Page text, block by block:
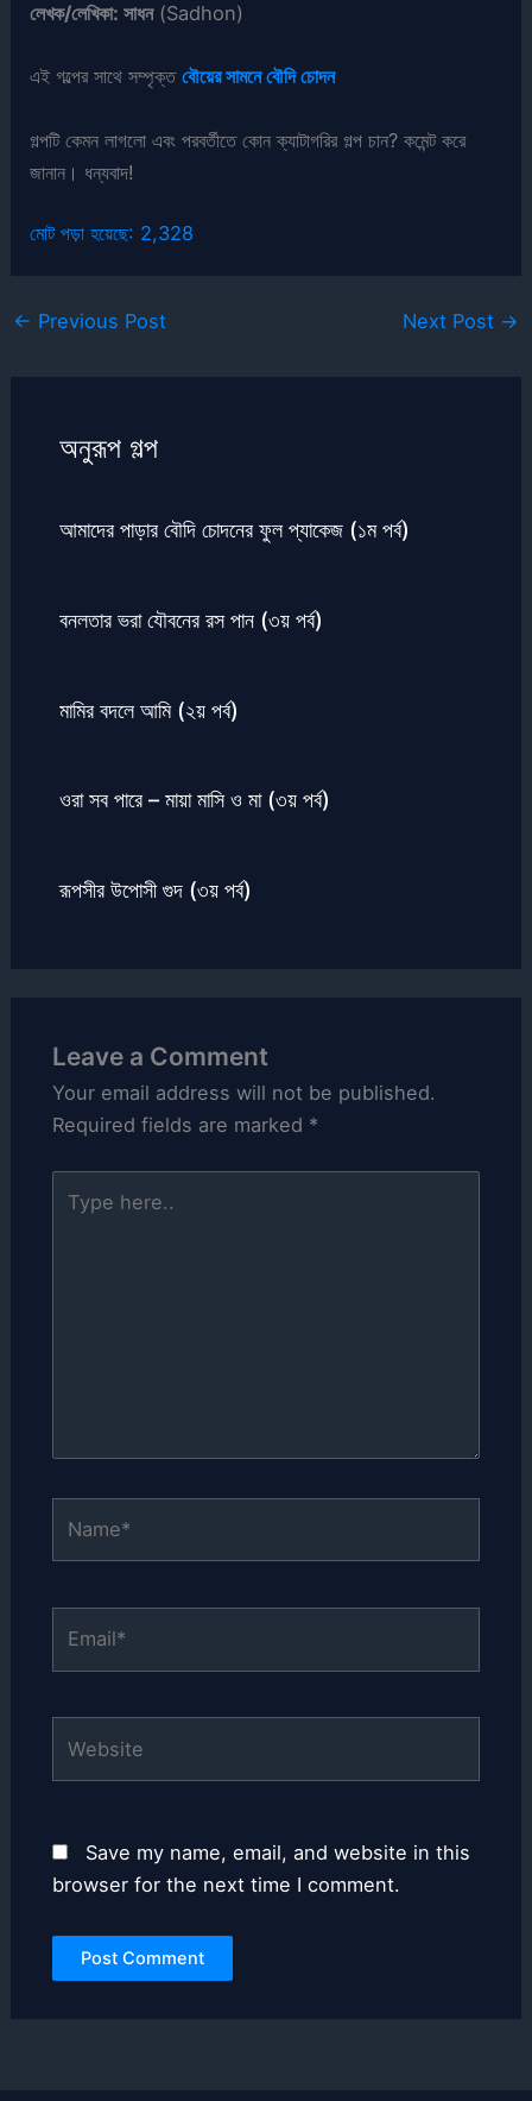
লেখক/লেখিকা: সাধন(Sadhon)
এই গল্পের সাথে সম্পৃক্তবৌয়ের সামনে বৌদি চোদন
গল্পটি কেমন লাগলো এবং পরবর্তীতে কোন ক্যাটাগরির গল্প চান? কমেন্ট করে
জানান। ধন্যবাদ!
মোট পড়া হয়েছে: 2,328
← Previous Post Next Post →
অনুরূপ গল্প
আমাদের পাড়ার বৌদি চোদনের ফুল প্যাকেজ (১ম পর্ব)
বনলতার ভরা যৌবনের রস পান (৩য় পর্ব)
মামির বদলে আমি (২য় পর্ব)
ওরা সব পারে – মায়া মাসি ও মা (৩য় পর্ব)
রূপসীর উপোসী গুদ (৩য় পর্ব)
Leave a Comment
Your email address will not be published.
Required fields are marked *
here..
Save my name, email, and website in this
browser for the next time I comment.